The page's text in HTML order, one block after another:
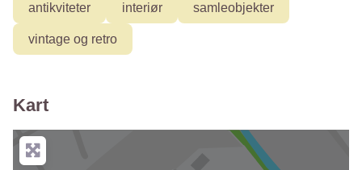
antikviteter interiør samleobjekter
vintage og retro
Kart